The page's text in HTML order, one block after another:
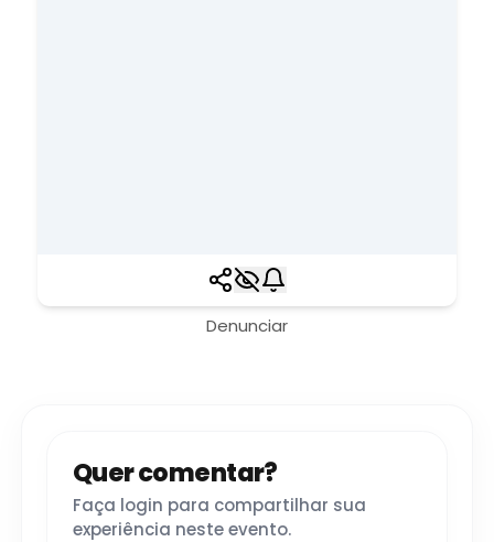
Denunciar
Quer comentar?
Faça login para compartilhar sua
experiência neste evento.